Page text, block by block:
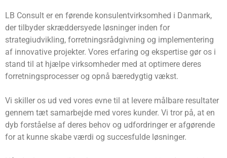
LB Consult er en førende konsulentvirksomhed i Danmark,
der tilbyder skræddersyede løsninger inden for
strategiudvikling, forretningsrådgivning og implementering
af innovative projekter. Vores erfaring og ekspertise gør os i
stand til at hjælpe virksomheder med at optimere deres
forretningsprocesser og opnå bæredygtig vækst.
Vi skiller os ud ved vores evne til at levere målbare resultater
gennem tæt samarbejde med vores kunder. Vi tror på, at en
dyb forståelse af deres behov og udfordringer er afgørende
for at kunne skabe værdi og succesfulde løsninger.